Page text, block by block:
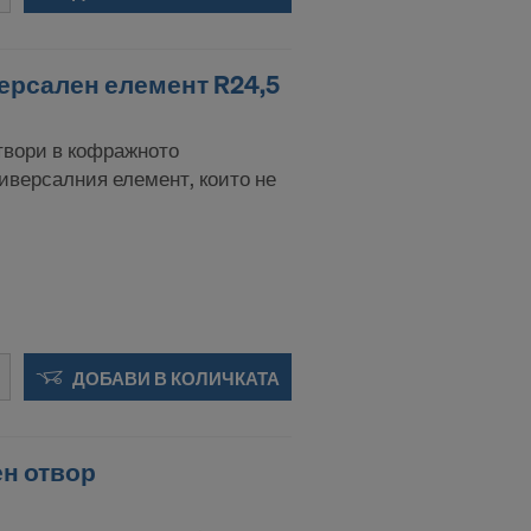
елемент R24,5
в кофражното
елемент, които не
ДОБАВИ В КОЛИЧКАТА
отвор
по